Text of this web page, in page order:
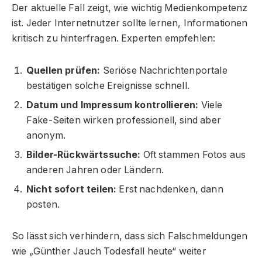
Der aktuelle Fall zeigt, wie wichtig Medienkompetenz
ist. Jeder Internetnutzer sollte lernen, Informationen
kritisch zu hinterfragen. Experten empfehlen:
Quellen prüfen: Seriöse Nachrichtenportale
bestätigen solche Ereignisse schnell.
Datum und Impressum kontrollieren: Viele
Fake-Seiten wirken professionell, sind aber
anonym.
Bilder-Rückwärtssuche: Oft stammen Fotos aus
anderen Jahren oder Ländern.
Nicht sofort teilen: Erst nachdenken, dann
posten.
So lässt sich verhindern, dass sich Falschmeldungen
wie „Günther Jauch Todesfall heute“ weiter